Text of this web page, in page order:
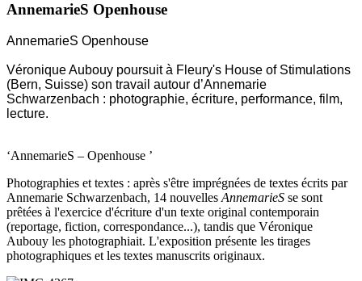
AnnemarieS Openhouse
AnnemarieS Openhouse
Véronique Aubouy poursuit à Fleury's House of Stimulations
(Bern, Suisse) son travail autour d’Annemarie
Schwarzenbach : photographie, écriture, performance, film,
lecture.
‘AnnemarieS – Openhouse ’
Photographies et textes : après s'être imprégnées de textes écrits par
Annemarie Schwarzenbach, 14 nouvelles AnnemarieS se sont
prêtées à l'exercice d'écriture d'un texte original contemporain
(reportage, fiction, correspondance...), tandis que Véronique
Aubouy les photographiait. L'exposition présente les tirages
photographiques et les textes manuscrits originaux.